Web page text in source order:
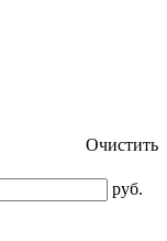
Очистить
руб.